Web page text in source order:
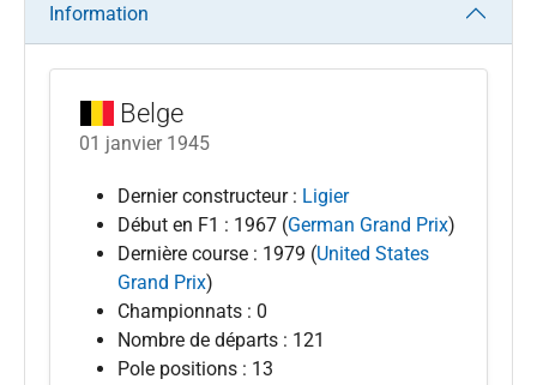
Information
Belge
01 janvier 1945
Dernier constructeur : Ligier
Début en F1 : 1967 (German Grand Prix)
Dernière course : 1979 (United States
Grand Prix)
Championnats : 0
Nombre de départs : 121
Pole positions : 13